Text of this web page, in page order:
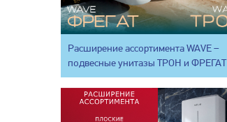
Расширение ассортимента WAVE –
подвесные унитазы ТРОН и ФРЕГАТ